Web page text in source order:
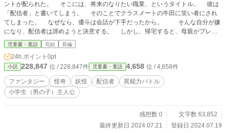
ントが配られた。 そこには、将来のなりたい職業、というタイトル。 彼は
「配信者」と書いてしまう。 そのことでクラスメートの牛田に笑い者にされ
てしまった。 なぜなら、優斗は会話が下手だったから。 そんな自分が嫌
になり、配信者は諦めようと決意する。 しかし、帰宅すると、母親がプレゼ
ントをくれた。 それは撮影用の大容量スマホだった。 母のすすめで、配信
者はやってみることにする。 彼女の協力をへてチャンネルを設立。 その名
も『ユートチャンネル』 まずは、姫井ヶ森の沼に住む、大好きなタガメを
撮影することにした。 沼に行く途中。 不思議な場所に迷い込んでしまう。
一人の女性が立っていて、その姿はコート姿。 真夏なのにコート？ よく
見ると、その体には目玉がたくさんついていて、ギョロリと動いているのだっ
た。 優斗はスマホで録画中である。 そんな映像を撮ってしまったから大
妖怪たちの映像はたちまち大人気！ アップした動画はバズりまくる！ 妖
児童書・童話 完結 長編
24h.ポイント 0pt
小説 228,847 位 / 228,847件 児童書・童話 4,658 位 / 4,658件
ファンタジー 怪奇 妖怪 配信者
異能力バトル
小学生（男の子）主人公
感想数 0
文字数 63,852
最終更新日 2024.07.21
登録日 2024.07.19